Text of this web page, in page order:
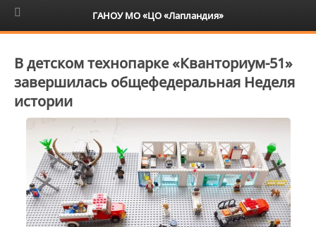
6+
В детском технопарке «Кванториум-51»
завершилась общефедеральная Неделя
истории
ГАНОУ МО «ЦО «Лапландия»